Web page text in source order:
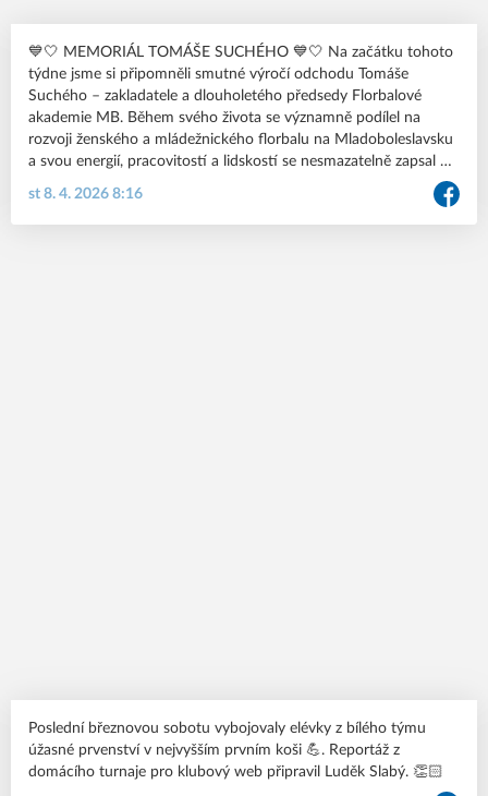
💙🤍 MEMORIÁL TOMÁŠE SUCHÉHO 💙🤍 Na začátku tohoto
týdne jsme si připomněli smutné výročí odchodu Tomáše
Suchého – zakladatele a dlouholetého předsedy Florbalové
akademie MB. Během svého života se významně podílel na
rozvoji ženského a mládežnického florbalu na Mladoboleslavsku
a svou energií, pracovitostí a lidskostí se nesmazatelně zapsal do
Suchého. V rámci prvního ročníku se odehrají dva turnaje – v
st 8. 4. 2026 8:16
Poslední březnovou sobotu vybojovaly elévky z bílého týmu
úžasné prvenství v nejvyšším prvním koši 💪. Reportáž z
domácího turnaje pro klubový web připravil Luděk Slabý. 👏🏻